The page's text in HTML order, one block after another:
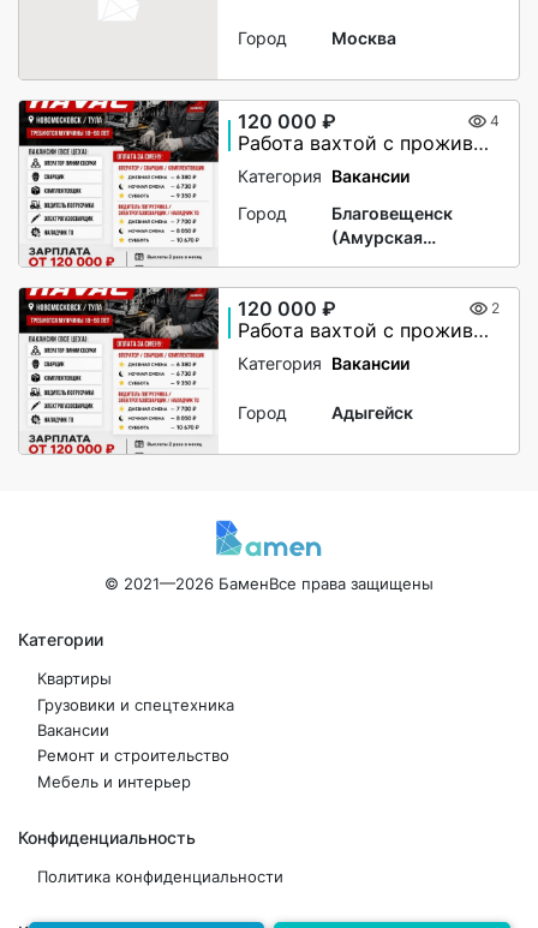
Город Москва
120 000 ₽ 4
Работа вахтой с проживанием для женщин, для мужчин
Категория Вакансии
Город
Благовещенск
(Амурская
120 000 ₽ 2
Работа вахтой с проживанием для женщин, для мужчин
Категория Вакансии
Город Адыгейск
© 2021—2026 БаменВсе права защищены
Категории
Квартиры
Грузовики и спецтехника
Вакансии
Ремонт и строительство
Мебель и интерьер
Конфиденциальность
Политика конфиденциальности